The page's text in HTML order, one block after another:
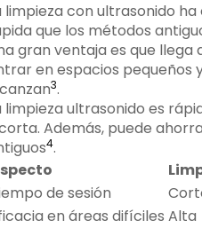
limpieza con ultrasonido
que los métodos
gran ventaja es que
en espacios pequeños
3.
limpieza ultrasonido es
Además, puede
4.
de sesión
en áreas difíciles Alta